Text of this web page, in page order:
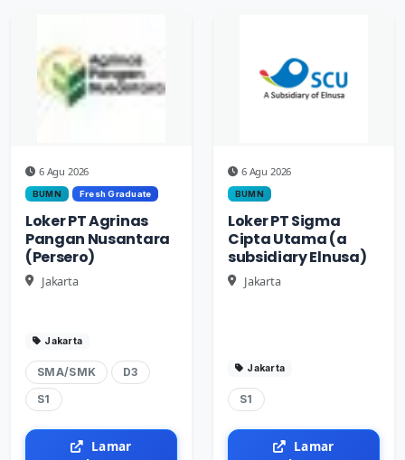
6 Agu 2026
BUMN Fresh Graduate
Loker PT Agrinas
Pangan Nusantara
(Persero)
Jakarta
Jakarta
SMA/SMK
D3
S1
Lamar
6 Agu 2026
BUMN
Loker PT Sigma
Cipta Utama (a
subsidiary Elnusa)
Jakarta
Jakarta
S1
Lamar